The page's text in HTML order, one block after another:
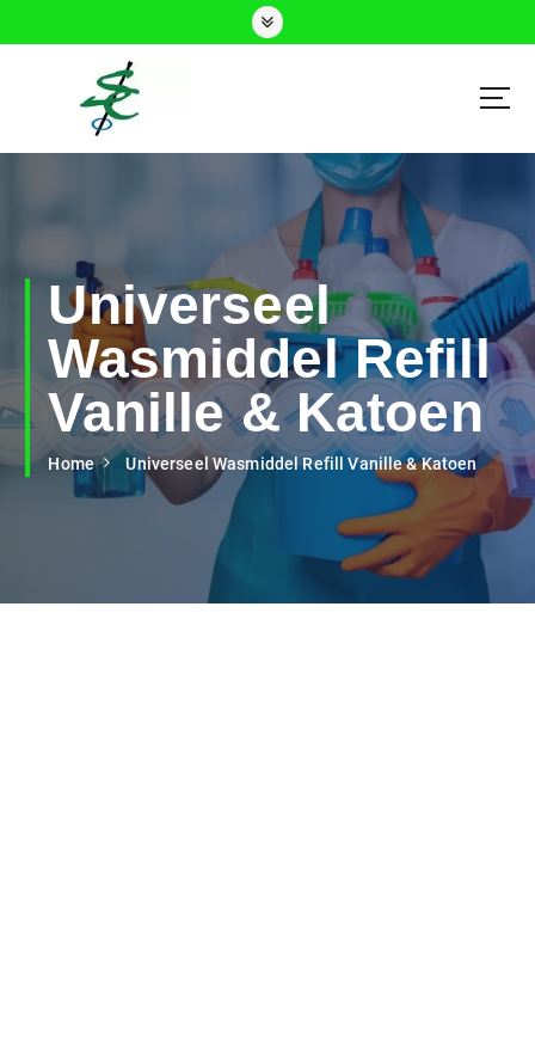
Schoonmaakdiensten Delft, Den Haag en Rijswijk
Universeel
Wasmiddel Refill
Vanille & Katoen
Home Universeel Wasmiddel Refill Vanille & Katoen